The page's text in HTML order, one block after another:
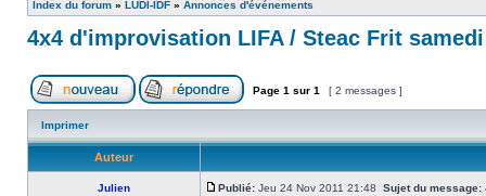
Index du forum » LUDI-IDF » Annonces d'événements
4x4 d'improvisation LIFA / Steac Frit
Page 1 sur 1 [ 2 messages ]
Imprimer
Auteur
Julien Publié: Jeu 24 Nov 2011 21:48 Sujet du message: